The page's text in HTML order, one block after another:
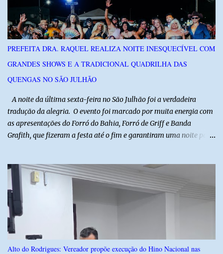
com concentração e saída de equipes policiais, ocorreu às 16h, no
município de Baraúna, no Oeste potiguar. A operação reúne
efetivos da Polícia Militar do Rio Grande do Norte, da Polícia Civil
do Rio Grande do Norte e da Polícia Militar do Ceará, reforçando a
atuação integrada entre as forças de segurança e intensificando o
combate à criminalidade nas áreas de fronteira interestadual. As
ações também contemplam os...
PREFEITA DRA. RAQUEL REALIZA NOITE INESQUECÍVEL COM
GRANDES SHOWS E A TRADICIONAL QUADRILHA DAS
QUENGAS NO SÃO JULHÃO
​ A noite da última sexta-feira no São Julhão foi a verdadeira
tradução da alegria. O evento foi marcado por muita energia com
as apresentações do Forró do Bahia, Forró de Griff e Banda
Grafith, que fizeram a festa até o fim e garantiram uma noite para
tradicional Quadrilha das Quengas tomou conta das ruas do Alto
com muita criatividade, alegria e irreverência, levando o público a
acompanhar cada passo desse grande cortejo que já faz parte da
identidade da festa. Entre risos, tradição e muita animação, a
Quadrilha das Quengas mostrou mais uma vez que cultura
popular também é feita de diversão e de um povo que sabe
celebrar suas raízes. ​O sucesso desta edição reforça o compromisso
Alto do Rodrigues: Vereador propõe execução do Hino Nacional nas